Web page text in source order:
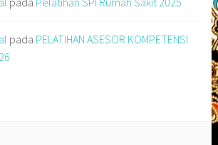
pada PELATIHAN ASESOR KOMPETENSI